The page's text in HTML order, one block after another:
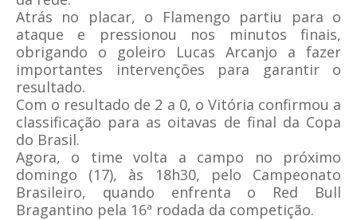
Atrás no placar, o Flamengo partiu para o
ataque e pressionou nos minutos finais,
obrigando o goleiro Lucas Arcanjo a fazer
importantes intervenções para garantir o
resultado.
Com o resultado de 2 a 0, o Vitória confirmou a
classificação para as oitavas de final da Copa
do Brasil.
Agora, o time volta a campo no próximo
domingo (17), às 18h30, pelo Campeonato
Brasileiro, quando enfrenta o Red Bull
Bragantino pela 16ª rodada da competição.